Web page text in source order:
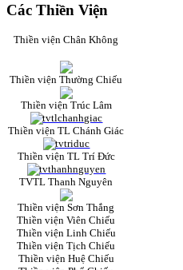
Các Thiền Viện
Thiền viện Chân Không
Thiền viện Thường Chiếu
Thiền viện Trúc Lâm
Thiền viện TL Chánh Giác
Thiền viện TL Trí Đức
TVTL Thanh Nguyên
Thiền viện Sơn Thắng
Thiền viện Viên Chiếu
Thiền viện Linh Chiếu
Thiền viện Tịch Chiếu
Thiền viện Huệ Chiếu